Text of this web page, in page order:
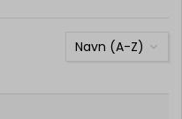
Navn (A-Z)